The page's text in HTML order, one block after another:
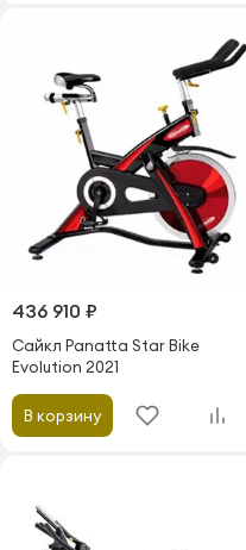
436 910 ₽
Сайкл Panatta Star Bike
Evolution 2021
В корзину